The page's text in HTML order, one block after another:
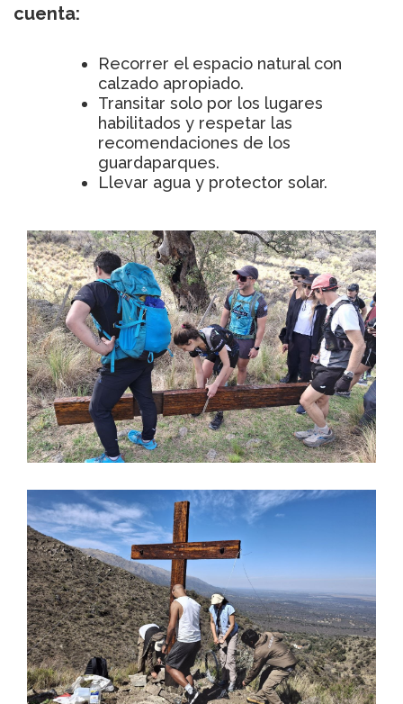
cuenta:
Recorrer el espacio natural con
calzado apropiado.
Transitar solo por los lugares
habilitados y respetar las
recomendaciones de los
guardaparques.
Llevar agua y protector solar.